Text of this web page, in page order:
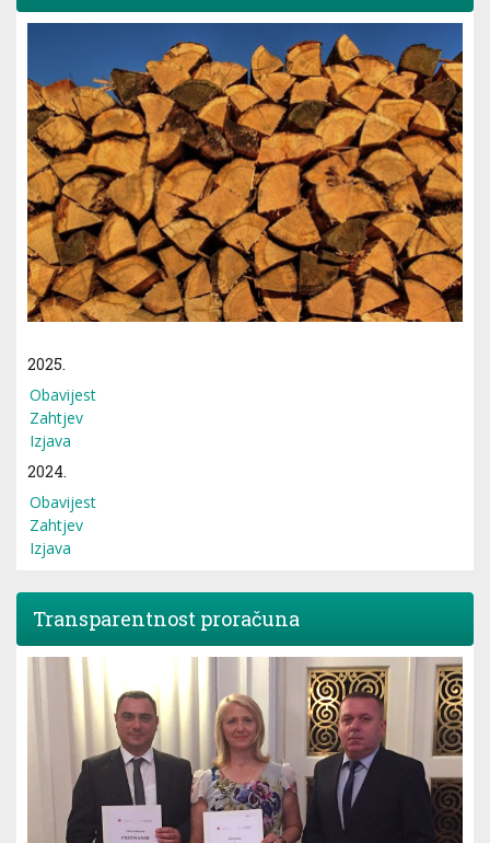
2025.
Obavijest
Zahtjev
Izjava
2024.
Obavijest
Zahtjev
Izjava
Transparentnost proračuna